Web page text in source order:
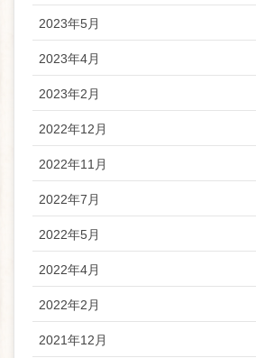
2023年5月
2023年4月
2023年2月
2022年12月
2022年11月
2022年7月
2022年5月
2022年4月
2022年2月
2021年12月